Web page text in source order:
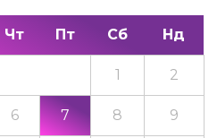
Чт Пт Сб Нд
1 2
6 7 8 9